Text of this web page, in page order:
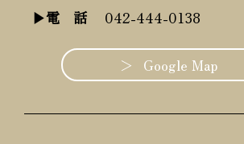
▶電 話042-444-0138
Google Map